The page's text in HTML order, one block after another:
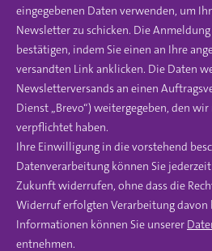
eingegebenen Daten verwenden, um
Newsletter zu schicken. Die Anmeldung
bestätigen, indem Sie einen an Ihre
versandten Link anklicken. Die Daten
Newsletterversands an einen
Dienst „Brevo“) weitergegeben, den
verpflichtet haben.
Ihre Einwilligung in die vorstehend
Datenverarbeitung können Sie
Zukunft widerrufen, ohne dass die
Widerruf erfolgten Verarbeitung
Informationen können Sie unserer
entnehmen.